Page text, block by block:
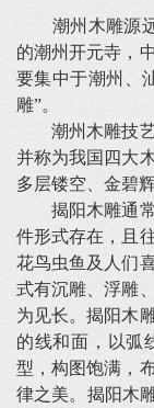
潮州木雕源远
的潮州开元寺，
要集中于潮州、
雕”。
潮州木雕技艺
并称为我国四大
多层镂空、金碧
揭阳木雕通常
件形式存在，且
花鸟虫鱼及人们
式有沉雕、浮雕
为见长。揭阳木
的线和面，以弧
型，构图饱满，
律之美。揭阳木